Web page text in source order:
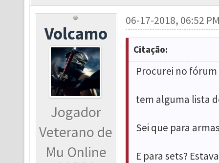
Volcamo
Jogador
Veterano de
Mu Online
06-17-2018, 06:52
Citação:
Procurei no fórum
tem alguma lista
Sei que para
E para sets?